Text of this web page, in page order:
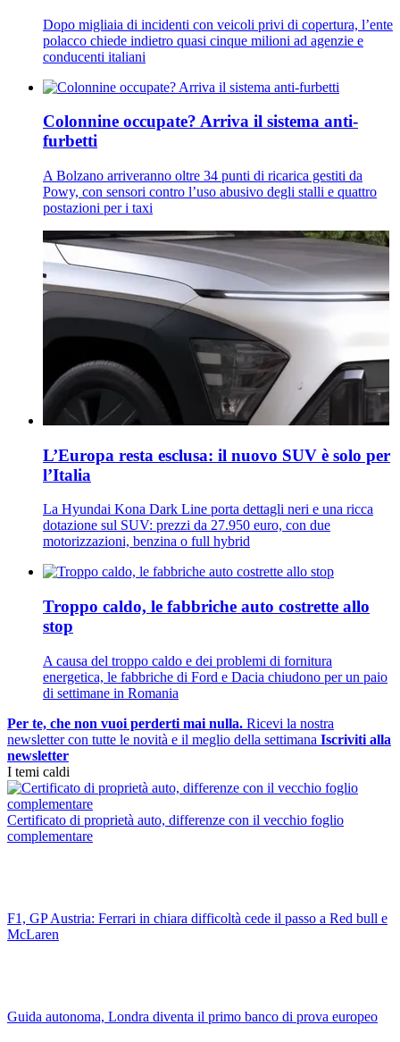
Dopo migliaia di incidenti con veicoli privi di copertura, l’ente
polacco chiede indietro quasi cinque milioni ad agenzie e
conducenti italiani
Colonnine occupate? Arriva il sistema anti-
furbetti
A Bolzano arriveranno oltre 34 punti di ricarica gestiti da
Powy, con sensori contro l’uso abusivo degli stalli e quattro
postazioni per i taxi
L’Europa resta esclusa: il nuovo SUV è solo per
l’Italia
La Hyundai Kona Dark Line porta dettagli neri e una ricca
dotazione sul SUV: prezzi da 27.950 euro, con due
motorizzazioni, benzina o full hybrid
Troppo caldo, le fabbriche auto costrette allo
stop
A causa del troppo caldo e dei problemi di fornitura
energetica, le fabbriche di Ford e Dacia chiudono per un paio
di settimane in Romania
Per te, che non vuoi perderti mai nulla. Ricevi la nostra
newsletter con tutte le novità e il meglio della settimana Iscriviti alla
newsletter
I temi caldi
Certificato di proprietà auto, differenze con il vecchio foglio
complementare
F1, GP Austria: Ferrari in chiara difficoltà cede il passo a Red bull e
McLaren
Guida autonoma, Londra diventa il primo banco di prova europeo